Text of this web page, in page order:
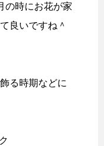
の時にお花が家
良いですね＾
る時期などに